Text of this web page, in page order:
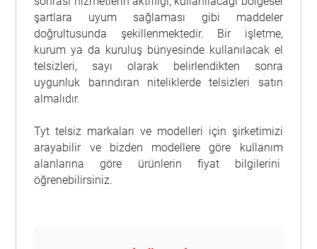
şartlara uyum sağlaması gibi maddeler
doğrultusunda şekillenmektedir. Bir işletme,
kurum ya da kuruluş bünyesinde kullanılacak el
telsizleri, sayı olarak belirlendikten sonra
uygunluk barındıran niteliklerde telsizleri satın
almalıdır.
Tyt telsiz markaları ve modelleri için şirketimizi
arayabilir ve bizden modellere göre kullanım
alanlarına göre ürünlerin fiyat bilgilerini
öğrenebilirsiniz.